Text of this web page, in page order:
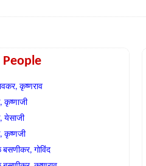
कृष्णराव
कृष्णजी
बसणीकर, गोविंद